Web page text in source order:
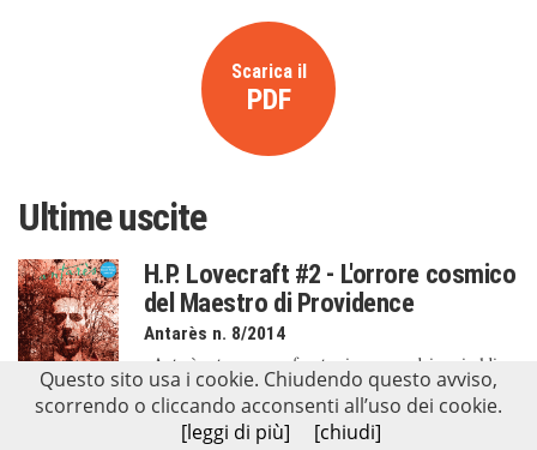
Scarica il
PDF
Ultime uscite
H.P. Lovecraft #2 - L'orrore cosmico
del Maestro di Providence
Antarès n. 8/2014
«Antarès» torna a confrontarsi con uno dei capisaldi
della letteratura horror novecentesca, attraverso un
fascicolo contenente contributi e interviste ai più
grandi studiosi del suo pensiero, italiani e stranieri.
Questo sito usa i cookie. Chiudendo questo avviso,
scorrendo o cliccando acconsenti all’uso dei cookie.
[leggi di più]
[chiudi]